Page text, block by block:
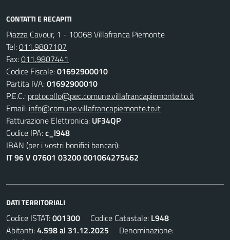
CONTATTI E RECAPITI
Piazza Cavour, 1 - 10068 Villafranca Piemonte
Tel:011.9807107
Fax:011.9807441
Codice Fiscale:01692900010
Partita IVA:01692900010
P.E.C.: protocollo@pec.comune.villafrancapiemonte.to.it
Email: info@comune.villafrancapiemonte.to.it
Fatturazione Elettronica: UF34QP
Codice IPA:c_l948
IBAN (per i vostri bonifici bancari):
IT 96 V 07601 03200 001064275462
DATI TERRITORIALI
Codice ISTAT:001300 Codice Catastale: L948
Abitanti:4.598 al 31.12.2025 Denominazione: